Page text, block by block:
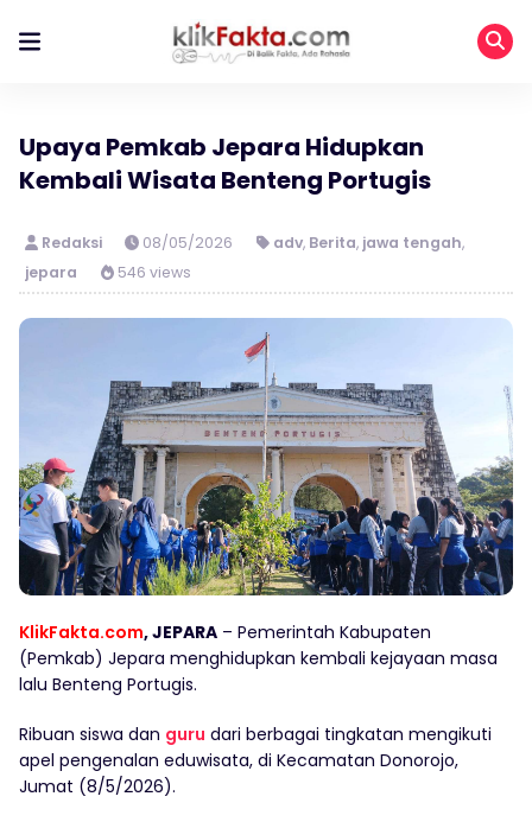
Upaya Pemkab Jepara Hidupkan
Kembali Wisata Benteng Portugis
Redaksi 08/05/2026 adv, Berita, jawa tengah,
jepara
546 views
KlikFakta.com, JEPARA – Pemerintah Kabupaten
(Pemkab) Jepara menghidupkan kembali kejayaan masa
lalu Benteng Portugis.
Ribuan siswa dan guru dari berbagai tingkatan mengikuti
apel pengenalan eduwisata, di Kecamatan Donorojo,
Jumat (8/5/2026).